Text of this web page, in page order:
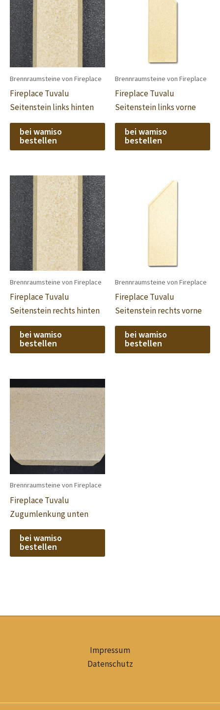
Brennraumsteine von Fireplace
Fireplace Tuvalu
Seitenstein links hinten
bei wamiso
bestellen
Brennraumsteine von Fireplace
Fireplace Tuvalu
Seitenstein links vorne
bei wamiso
bestellen
Brennraumsteine von Fireplace
Fireplace Tuvalu
Seitenstein rechts hinten
bei wamiso
bestellen
Brennraumsteine von Fireplace
Fireplace Tuvalu
Seitenstein rechts vorne
bei wamiso
bestellen
Brennraumsteine von Fireplace
Fireplace Tuvalu
Zugumlenkung unten
bei wamiso
bestellen
Impressum
Datenschutz